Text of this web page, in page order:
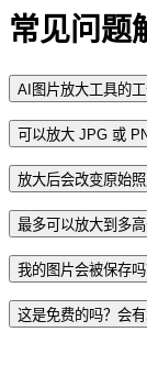
常见问题
AI图片放大工具的工
可以放大 JPG 或
放大后会改变原始照
最多可以放大到多高
我的图片会被保存吗
这是免费的吗？会有